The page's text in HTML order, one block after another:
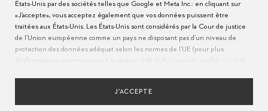
Centres de service
États-Unis par des sociétés telles que Google et Meta Inc.: en cliquant sur
«J’accepte», vous acceptez également que vos données puissent être
traitées aux États-Unis. Les États-Unis sont considérés par la Cour de justice
de l’Union européenne comme un pays ne disposant pas d’un niveau de
protection des données adéquat selon les normes de l’UE (pour plus
d’informations, reportez-vous à la section 9 de la
J’ACCEPTE